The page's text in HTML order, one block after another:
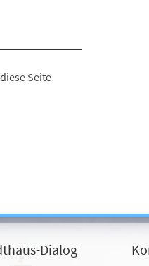
Seite
Dialog